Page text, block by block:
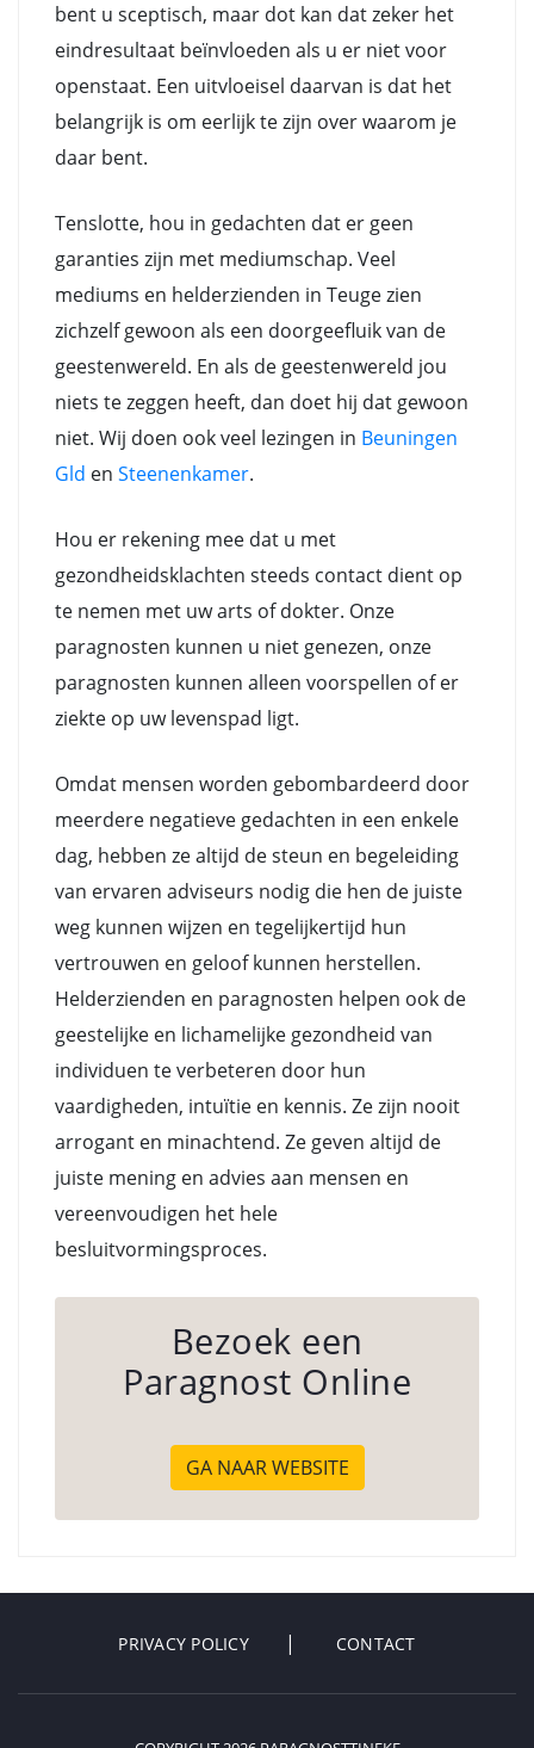
bent u sceptisch, maar dot kan dat zeker het
eindresultaat beïnvloeden als u er niet voor
openstaat. Een uitvloeisel daarvan is dat het
belangrijk is om eerlijk te zijn over waarom je
daar bent.
Tenslotte, hou in gedachten dat er geen
garanties zijn met mediumschap. Veel
mediums en helderzienden in Teuge zien
zichzelf gewoon als een doorgeefluik van de
geestenwereld. En als de geestenwereld jou
niets te zeggen heeft, dan doet hij dat gewoon
niet. Wij doen ook veel lezingen in Beuningen
Gld en Steenenkamer.
Hou er rekening mee dat u met
gezondheidsklachten steeds contact dient op
te nemen met uw arts of dokter. Onze
paragnosten kunnen u niet genezen, onze
paragnosten kunnen alleen voorspellen of er
ziekte op uw levenspad ligt.
Omdat mensen worden gebombardeerd door
meerdere negatieve gedachten in een enkele
dag, hebben ze altijd de steun en begeleiding
van ervaren adviseurs nodig die hen de juiste
weg kunnen wijzen en tegelijkertijd hun
vertrouwen en geloof kunnen herstellen.
Helderzienden en paragnosten helpen ook de
geestelijke en lichamelijke gezondheid van
individuen te verbeteren door hun
vaardigheden, intuïtie en kennis. Ze zijn nooit
arrogant en minachtend. Ze geven altijd de
juiste mening en advies aan mensen en
vereenvoudigen het hele
besluitvormingsproces.
Bezoek een
Paragnost Online
GA NAAR WEBSITE
PRIVACY POLICY CONTACT